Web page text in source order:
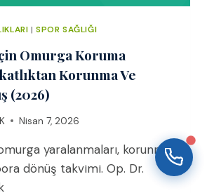
|SPOR SAĞLIĞI
Omurga Koruma
Korunma Ve
(2026)
Nisan 7, 2026
yaralanmaları, korunma
dönüş takvimi. Op. Dr.
11:19